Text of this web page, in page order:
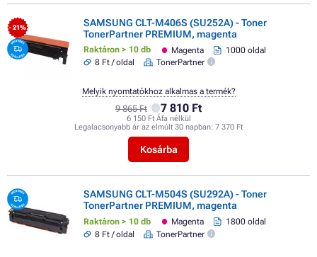
- 21%
SAMSUNG CLT-M406S (SU252A) - Toner
TonerPartner PREMIUM, magenta
Raktáron > 10 db Magenta
1000 oldal
8 Ft / oldal
TonerPartner
9 865 Ft 7 810 Ft
6 150 Ft Áfa nélkül
Legalacsonyabb ár az elmúlt 30 napban: 7 370 Ft
Kosárba
Melyik nyomtatókhoz alkalmas a termék?
SAMSUNG CLT-M504S (SU292A) - Toner
TonerPartner PREMIUM, magenta
Raktáron > 10 db Magenta
1800 oldal
8 Ft / oldal
TonerPartner